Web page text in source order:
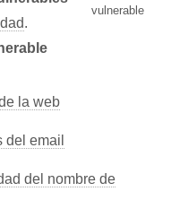
vulnerable
.
la web
email
del nombre de